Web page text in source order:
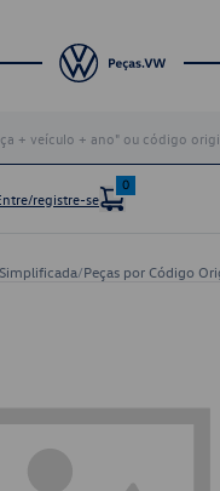
registre-se
0
/Peças por Código